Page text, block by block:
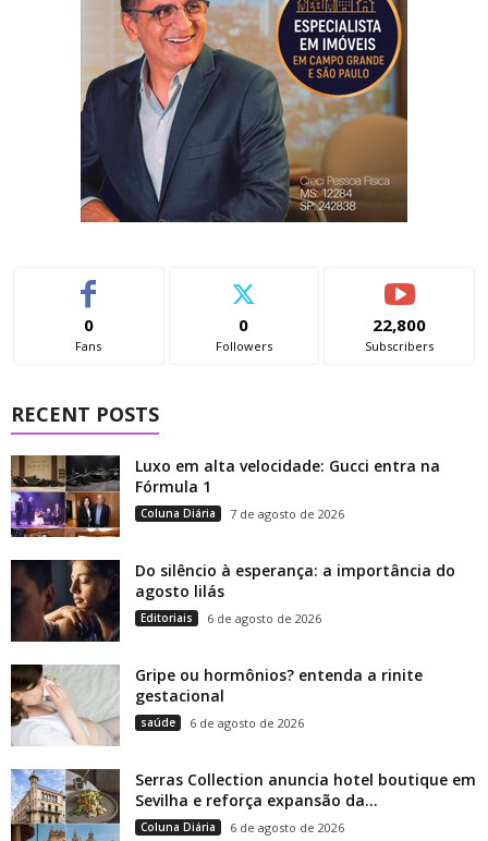
0
Fans
0
Followers
22,800
Subscribers
RECENT POSTS
Luxo em alta velocidade: Gucci entra na
Fórmula 1
Coluna Diária 7 de agosto de 2026
Do silêncio à esperança: a importância do
agosto lilás
Editoriais 6 de agosto de 2026
Gripe ou hormônios? entenda a rinite
gestacional
saúde 6 de agosto de 2026
Serras Collection anuncia hotel boutique em
Sevilha e reforça expansão da...
Coluna Diária 6 de agosto de 2026